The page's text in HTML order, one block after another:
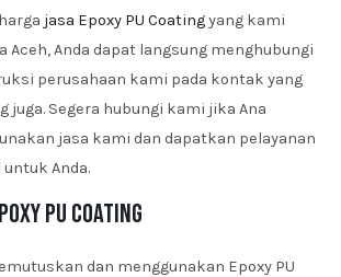
jasa Epoxy PU Coatingyang kami
Aceh, Anda dapat langsung menghubungi
perusahaan kami pada kontak yang
juga. Segera hubungi kami jika Ana
jasa kami dan dapatkan pelayanan
Anda.
PU Coating
dan menggunakan Epoxy PU